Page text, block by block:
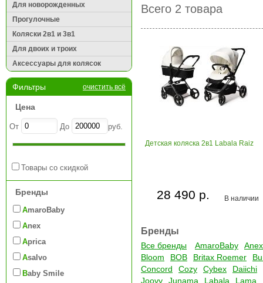
Для новорожденных
Прогулочные
Коляски 2в1 и 3в1
Для двоих и троих
Аксессуары для колясок
Фильтры очистить всё
Цена
От До руб.
Товары со скидкой
Бренды
AmaroBaby
Anex
Aprica
Asalvo
Baby Smile
Всего 2 товара
Детская коляска 2в1 Labala Raiz
В наличии
28 490 р.
Бренды
Все бренды AmaroBaby
Anex
Bloom
BOB Britax Roemer
Concord
Cozy Cybex
Daiichi
Joovy
Junama Labala Lama